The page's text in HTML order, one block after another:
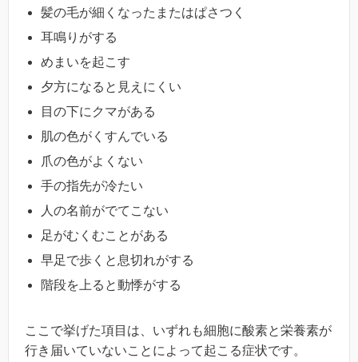
髪の毛が細くなったまたはぱさつく
耳鳴りがする
めまいを起こす
夕方になると見えにくい
目の下にクマがある
肌の色がくすんでいる
爪の色がよくない
手の指先が冷たい
人の名前がでてこない
足がむくむことがある
早足で歩くと息切れがする
階段を上ると動悸がする
ここで挙げた項目は、いずれも細胞に酸素と栄養素が
行き届いていないことによって起こる症状です。